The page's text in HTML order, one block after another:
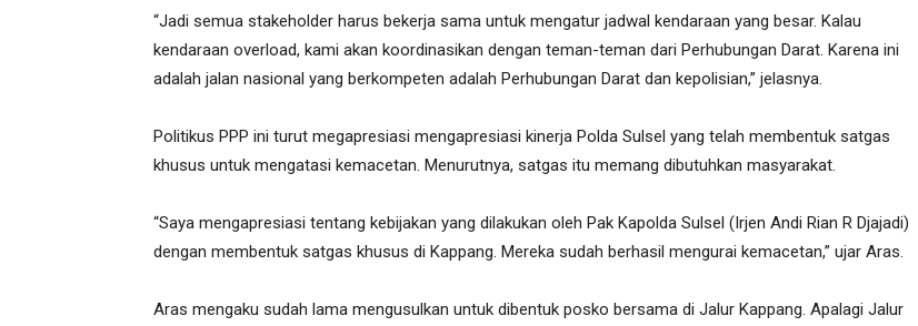
“Jadi semua stakeholder harus bekerja sama untuk mengatur jadwal kendaraan yang besar. Kalau
kendaraan overload, kami akan koordinasikan dengan teman-teman dari Perhubungan Darat. Karena ini
adalah jalan nasional yang berkompeten adalah Perhubungan Darat dan kepolisian,” jelasnya.
Politikus PPP ini turut megapresiasi mengapresiasi kinerja Polda Sulsel yang telah membentuk satgas
khusus untuk mengatasi kemacetan. Menurutnya, satgas itu memang dibutuhkan masyarakat.
“Saya mengapresiasi tentang kebijakan yang dilakukan oleh Pak Kapolda Sulsel (Irjen Andi Rian R Djajadi)
dengan membentuk satgas khusus di Kappang. Mereka sudah berhasil mengurai kemacetan,” ujar Aras.
Aras mengaku sudah lama mengusulkan untuk dibentuk posko bersama di Jalur Kappang. Apalagi Jalur